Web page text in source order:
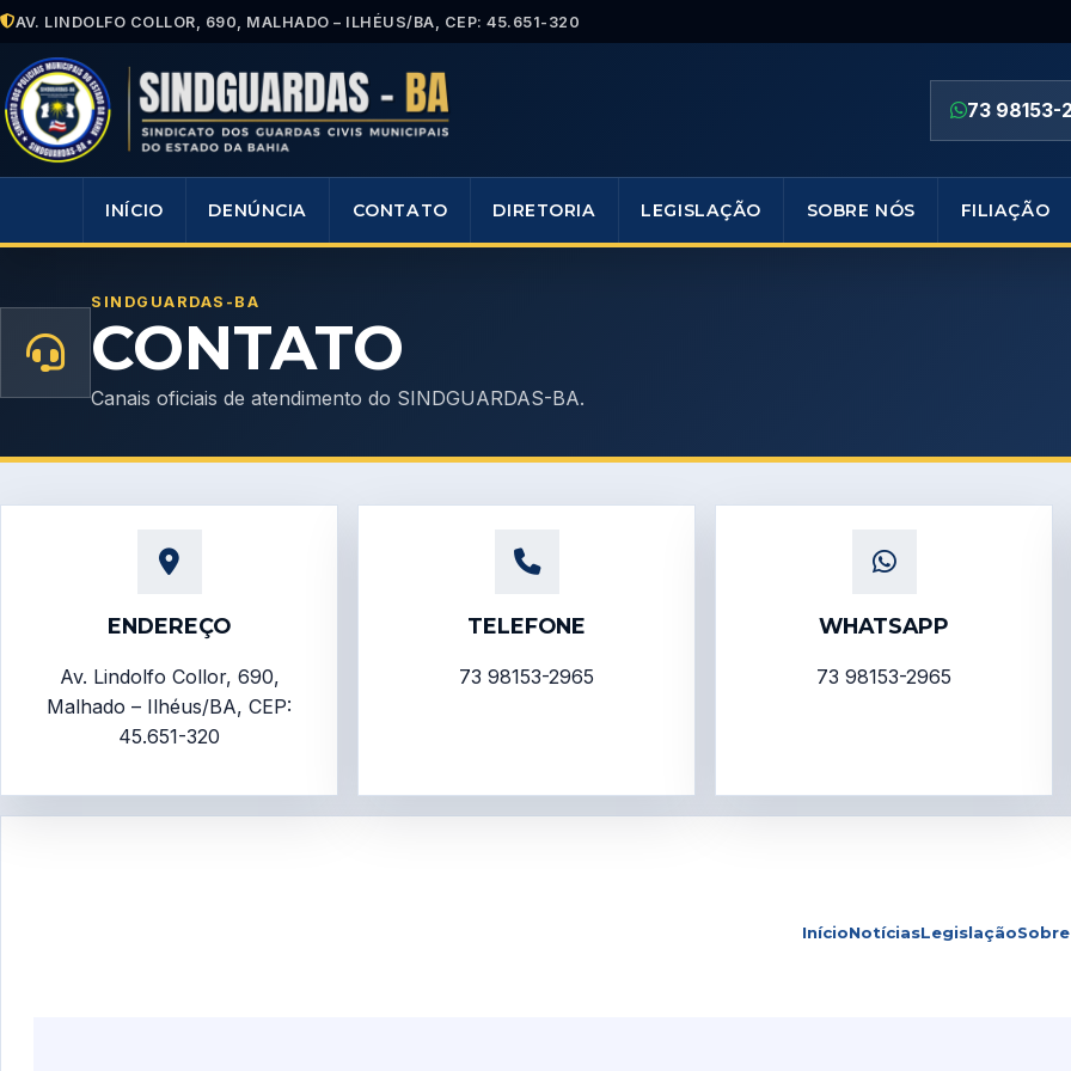
AV. LINDOLFO COLLOR, 690, MALHADO – ILHÉUS/BA, CEP: 45.651-320
73 98153-
INÍCIO DENÚNCIA CONTATO DIRETORIA LEGISLAÇÃO SOBRE NÓS FILIAÇÃO
SINDGUARDAS-BA
CONTATO
Canais oficiais de atendimento do SINDGUARDAS-BA.
ENDEREÇO
Av. Lindolfo Collor, 690,
Malhado – Ilhéus/BA, CEP:
45.651-320
TELEFONE
73 98153-2965
WHATSAPP
73 98153-2965
InícioNotíciasLegislação